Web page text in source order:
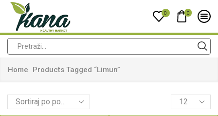
0 0
Home Products Tagged “limun”